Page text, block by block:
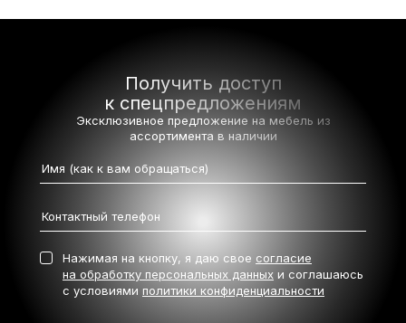
Получить доступ
к спецпредложениям
Эксклюзивное предложение на мебель из
ассортимента в наличии
Нажимая на кнопку, я даю свое согласие
на обработку персональных данных и соглашаюсь
с условиями политики конфиденциальности